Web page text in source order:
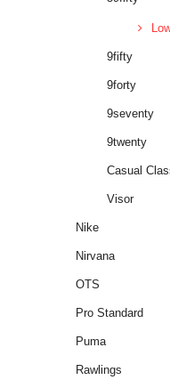
9fifty
9forty
9seventy
9twenty
Casual
Visor
Nike
Nirvana
OTS
Pro Standard
Puma
Rawlings